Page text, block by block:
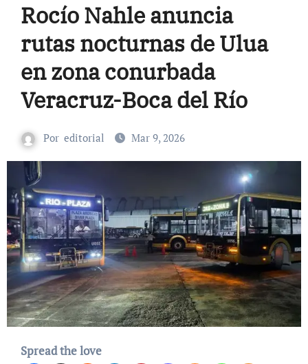
Rocío Nahle anuncia
rutas nocturnas de Ulua
en zona conurbada
Veracruz-Boca del Río
Por editorial Mar 9, 2026
Spread the love